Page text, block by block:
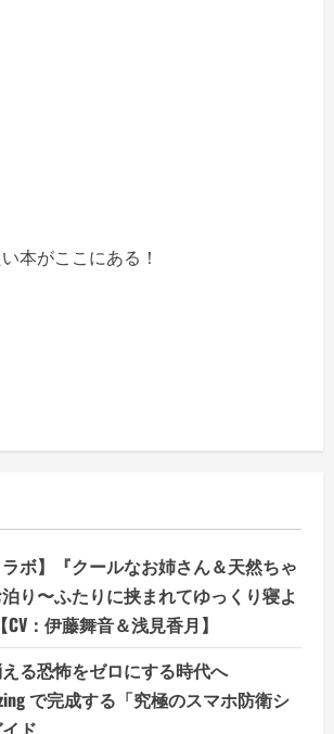
本がここにある！
ラボ】『クールなお姉さん＆天然ちゃ
り〜ふたりに挟まれてゆっくり寝よ
CV：伊藤舞音＆浅見香月】
る恐怖をゼロにする時代へ
で完成する「究極のスマホ防衛シ
ド